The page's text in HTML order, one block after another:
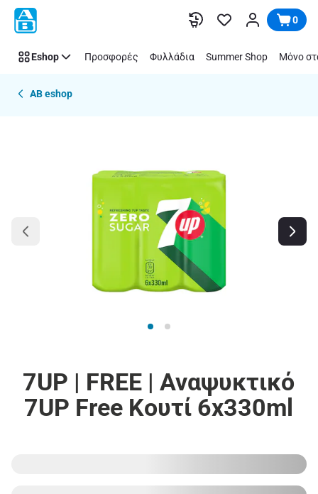
Παράλειψη 0
Eshop Προσφορές Φυλλάδια Summer Shop Μόνο
AB eshop
7UP | FREE | Αναψυκτικό
7UP Free Κουτί 6x330ml